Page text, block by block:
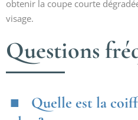
obtenir la coupe courte
visage.
Questions
Quelle est la